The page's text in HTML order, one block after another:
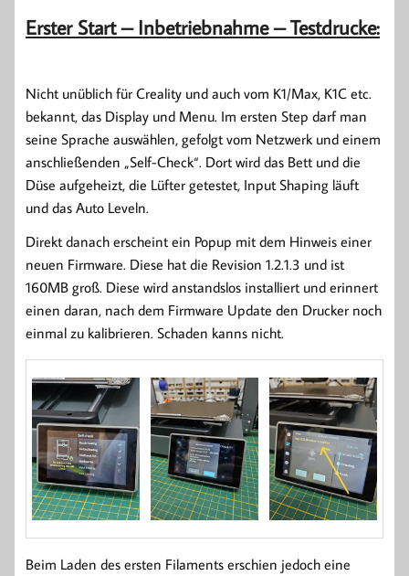
Erster Start – Inbetriebnahme – Testdrucke:
Nicht unüblich für Creality und auch vom K1/Max, K1C etc.
bekannt, das Display und Menu. Im ersten Step darf man
seine Sprache auswählen, gefolgt vom Netzwerk und einem
anschließenden „Self-Check“. Dort wird das Bett und die
Düse aufgeheizt, die Lüfter getestet, Input Shaping läuft
und das Auto Leveln.
Direkt danach erscheint ein Popup mit dem Hinweis einer
neuen Firmware. Diese hat die Revision 1.2.1.3 und ist
160MB groß. Diese wird anstandslos installiert und erinnert
einen daran, nach dem Firmware Update den Drucker noch
einmal zu kalibrieren. Schaden kanns nicht.
Beim Laden des ersten Filaments erschien jedoch eine